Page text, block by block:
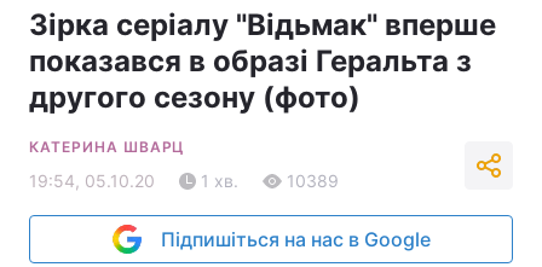
Зірка серіалу "Відьмак" вперше
показався в образі Геральта з
другого сезону (фото)
КАТЕРИНА ШВАРЦ
19:54, 05.10.20 1 хв. 10389
Підпишіться на нас в Google